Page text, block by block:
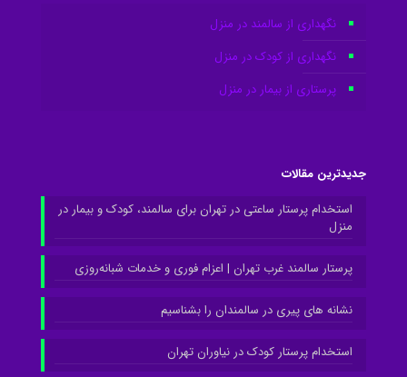
نگهداری از سالمند در منزل
نگهداری از کودک در منزل
پرستاری از بیمار در منزل
جدیدترین مقالات
استخدام پرستار ساعتی در تهران برای سالمند، کودک و بیمار در
منزل
پرستار سالمند غرب تهران | اعزام فوری و خدمات شبانه‌روزی
نشانه های پیری در سالمندان را بشناسیم
استخدام پرستار کودک در نیاوران تهران